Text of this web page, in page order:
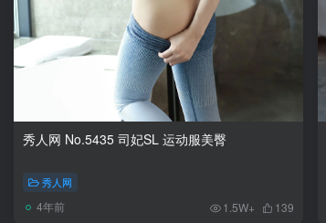
秀人网 No.5435 司妃SL 运动服美臀
秀人网
4年前 1.5W+ 139